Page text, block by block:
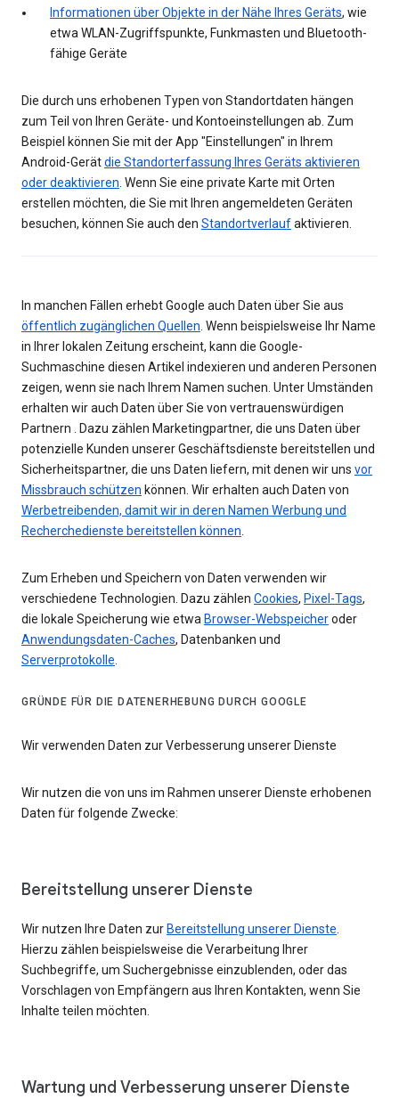
Informationen über Objekte in der Nähe Ihres Geräts, wie
etwa WLAN-Zugriffspunkte, Funkmasten und Bluetooth-
fähige Geräte
Die durch uns erhobenen Typen von Standortdaten hängen
zum Teil von Ihren Geräte- und Kontoeinstellungen ab. Zum
Beispiel können Sie mit der App "Einstellungen" in Ihrem
Android-Gerätdie Standorterfassung Ihres Geräts aktivieren
oder deaktivieren. Wenn Sie eine private Karte mit Orten
erstellen möchten, die Sie mit Ihren angemeldeten Geräten
besuchen, können Sie auch den Standortverlaufaktivieren.
In manchen Fällen erhebt Google auch Daten über Sie aus
öffentlich zugänglichen Quellen. Wenn beispielsweise Ihr Name
in Ihrer lokalen Zeitung erscheint, kann die Google-
Suchmaschine diesen Artikel indexieren und anderen Personen
zeigen, wenn sie nach Ihrem Namen suchen. Unter Umständen
erhalten wir auch Daten über Sie von vertrauenswürdigen
Partnern . Dazu zählen Marketingpartner, die uns Daten über
potenzielle Kunden unserer Geschäftsdienste bereitstellen und
Sicherheitspartner, die uns Daten liefern, mit denen wir uns vor
Missbrauch schützen können. Wir erhalten auch Daten von
Werbetreibenden, damit wir in deren Namen Werbung und
Recherchedienste bereitstellen können.
Zum Erheben und Speichern von Daten verwenden wir
verschiedene Technologien. Dazu zählen Cookies, Pixel-Tags,
die lokale Speicherung wie etwa Browser-Webspeicheroder
Anwendungsdaten-Caches, Datenbanken und
Serverprotokolle.
GRÜNDE FÜR DIE DATENERHEBUNG DURCH GOOGLE
Wir verwenden Daten zur Verbesserung unserer Dienste
Wir nutzen die von uns im Rahmen unserer Dienste erhobenen
Daten für folgende Zwecke:
Bereitstellung unserer Dienste
Wir nutzen Ihre Daten zur Bereitstellung unserer Dienste
Hierzu zählen beispielsweise die Verarbeitung Ihrer
Suchbegriffe, um Suchergebnisse einzublenden, oder das
Vorschlagen von Empfängern aus Ihren Kontakten, wenn Sie
Inhalte teilen möchten.
Wartung und Verbesserung unserer Dienste